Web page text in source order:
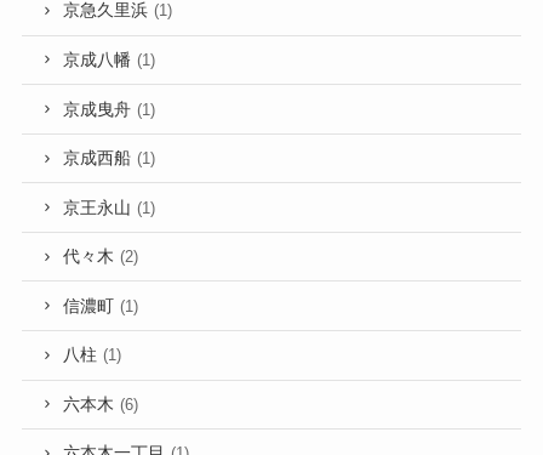
京急久里浜 (1)
京成八幡 (1)
京成曳舟 (1)
京成西船 (1)
京王永山 (1)
代々木 (2)
信濃町 (1)
八柱 (1)
六本木 (6)